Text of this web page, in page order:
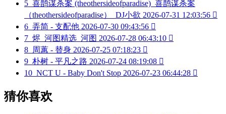
5 喜鹊谋杀案 (theothersideofparadise)_喜鹊谋杀案
（theothersideofparadise）_DJ小欲 2026-07-31 12:03:56 
6 弄简 - 支配他 2026-07-30 09:43:56 
7 烬_河图精选_河图 2026-07-28 06:43:10 
8 周蕙 - 替身 2026-07-25 07:18:23 
9 朴树 - 平凡之路 2026-07-24 08:19:08 
10 NCT U - Baby Don't Stop 2026-07-23 06:44:28 
猜你喜欢